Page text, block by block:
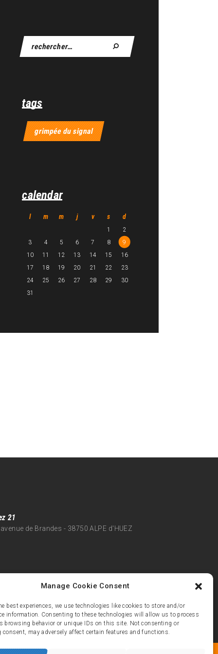
Manage Cookie Consent
best experiences, we use technologies like cookies to store and/or
information. Consenting to these technologies will allow us to process
browsing behavior or unique IDs on this site. Not consenting or
may adversely affect certain features and functions.
tags
grimpée du signal
calendar
l m m j v s d
1
2
3
4 5 6 7 8
9
10
11 12 13 14 15
16
17
18 19 20 21 22
23
24
25 26 27 28 29
30
31
21
de Brandes - 38750 ALPE d'HUEZ